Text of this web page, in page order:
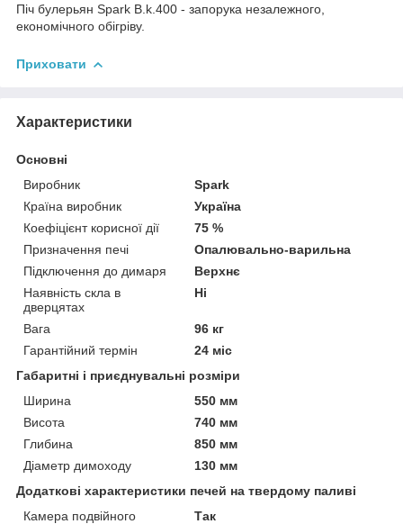
Піч булерьян Spark B.k.400 - запорука незалежного,
економічного обігріву.
Приховати
Характеристики
Основні
Виробник
Spark
Країна виробник
Україна
Коефіцієнт корисної дії
75 %
Призначення печі
Опалювально-варильна
Підключення до димаря
Верхнє
Наявність скла в
дверцятах
Ні
Вага
96 кг
Гарантійний термін
24 міс
Габаритні і приєднувальні розміри
Ширина
550 мм
Висота
740 мм
Глибина
850 мм
Діаметр димоходу
130 мм
Додаткові характеристики печей на твердому паливі
Камера подвійного
Так